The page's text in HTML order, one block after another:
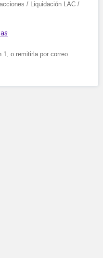
/ Liquidación LAC /
1, o remitirla por correo